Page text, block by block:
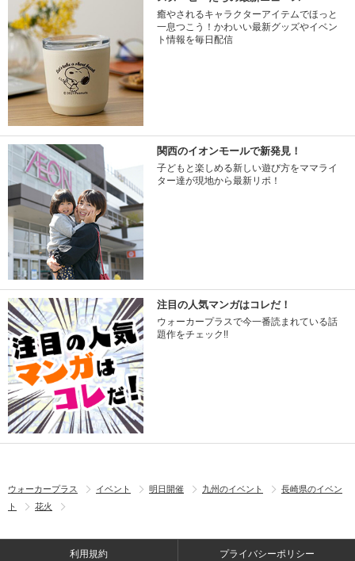
癒やされるキャラクターアイテムでほっと
一息つこう！かわいい最新グッズやイベン
ト情報を毎日配信
関西のイオンモールで新発見！
子どもと楽しめる新しい遊び方をママライ
ター達が現地から最新リポ！
注目の人気マンガはコレだ！
ウォーカープラスで今一番読まれている話
題作をチェック!!
ウォーカープラス イベント 明日開催 九州のイベント
長崎県のイベン
ト
花火
利用規約 プライバシーポリシー